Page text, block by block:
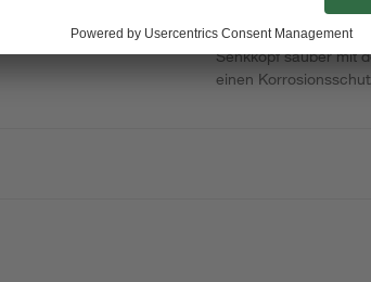
von toom.
treiben. Das
Senkkopf sauber mit
einen